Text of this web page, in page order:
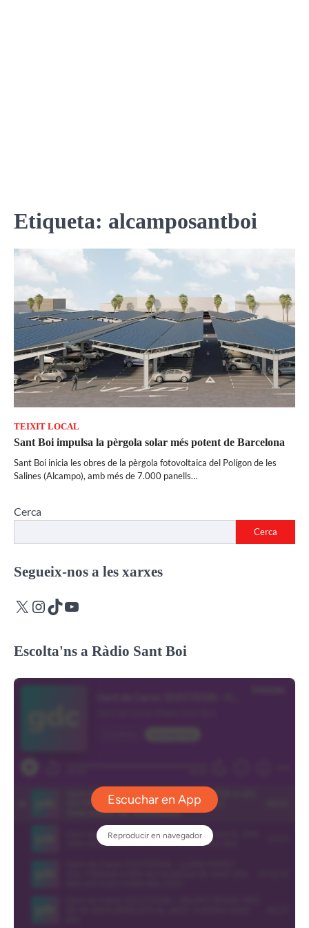
Etiqueta: alcamposantboi
TEIXIT LOCAL
Sant Boi impulsa la pèrgola solar més potent de Barcelona
Sant Boi inicia les obres de la pèrgola fotovoltaica del Polígon de les
Salines (Alcampo), amb més de 7.000 panells…
Cerca
Cerca
Segueix-nos a les xarxes
X Instagram
TikTokYouTube
Escolta'ns a Ràdio Sant Boi